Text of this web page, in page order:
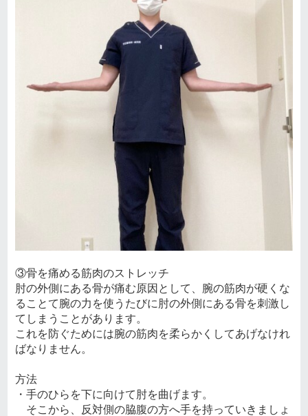
③骨を痛める筋肉のストレッチ
肘の外側にある骨が痛む原因として、腕の筋肉が硬くな
ることて腕の力を使うたびに肘の外側にある骨を刺激し
てしまうことがあります。
これを防ぐためには腕の筋肉を柔らかくしてあげなけれ
ばなりません。
方法
・手のひらを下に向けて肘を曲げます。
そこから、反対側の脇腹の方へ手を持っていきましょ